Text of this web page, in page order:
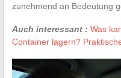
zunehmend an Bedeutung
Auch interessant : Was
Container lagern?